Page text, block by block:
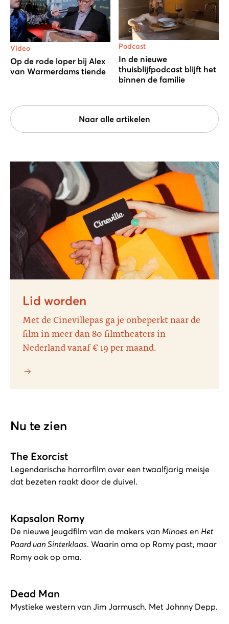
Video
Op de rode loper bij Alex
van Warmerdams tiende
Podcast
In de nieuwe
thuisblijfpodcast blijft het
binnen de familie
Naar alle artikelen
Lid worden
Met de Cinevillepas ga je onbeperkt naar de
film in meer dan 80 filmtheaters in
Nederland vanaf € 19 per maand.
Nu te zien
The Exorcist
Legendarische horrorfilm over een twaalfjarig meisje
dat bezeten raakt door de duivel.
Kapsalon Romy
De nieuwe jeugdfilm van de makers van Minoes en Het
Paard van Sinterklaas. Waarin oma op Romy past, maar
Romy ook op oma.
Dead Man
Mystieke western van Jim Jarmusch. Met Johnny Depp.